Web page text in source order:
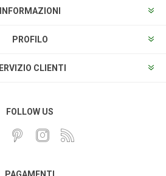
INFORMAZIONI
PROFILO
CLIENTI
FOLLOW US